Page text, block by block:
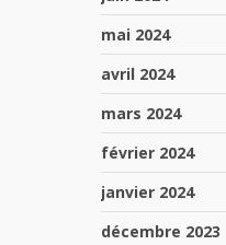
mai 2024
avril 2024
mars 2024
février 2024
janvier 2024
décembre 2023